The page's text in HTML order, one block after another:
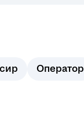
Оператор